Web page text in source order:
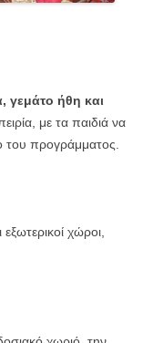
γεμάτο ήθη και
με τα παιδιά να
του προγράμματος.
χώροι,